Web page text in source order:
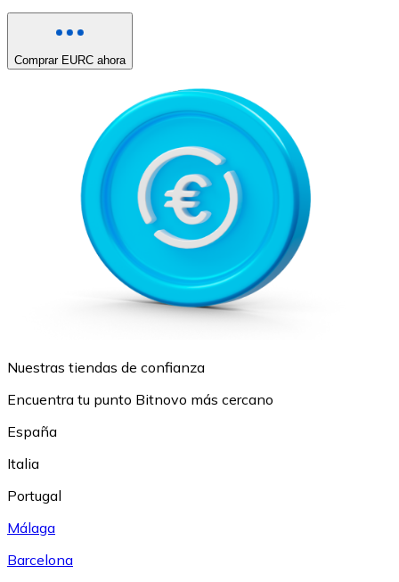
Comprar EURC ahora
Nuestras tiendas de confianza
Encuentra tu punto Bitnovo más cercano
España
Italia
Portugal
Málaga
Barcelona